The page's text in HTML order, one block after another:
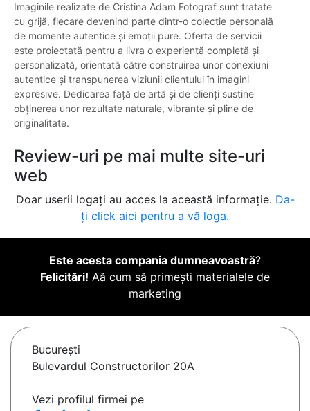
Imaginile realizate de Cristina Adam Fotograf sunt tratate
cu grijă, fiecare devenind parte dintr-o colecție personală
de momente autentice și emoții pure. Oferta de servicii
este proiectată pentru a livra o experiență completă și
personalizată, orientată către construirea unor conexiuni
autentice și transpunerea viziunii clientului în imagini
expresive. Dedicarea față de artă și de clienți susține
obținerea unor rezultate naturale, vibrante și pline de
originalitate.
Review-uri pe mai multe site-uri
web
Doar userii logați au acces la această informație. Da-
ți click aici pentru a vă loga.
Este acesta compania dumneavoastră?
Felicitări! Aă cum să primești materialele de
marketing
Bucureşti
Bulevardul Constructorilor 20A
Vezi profilul firmei pe